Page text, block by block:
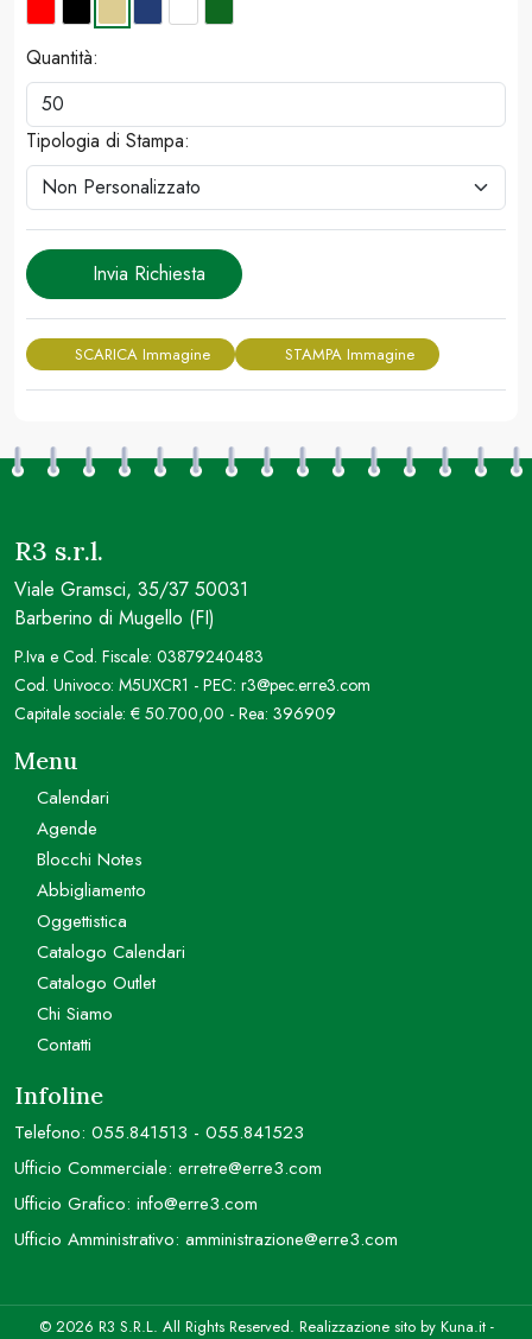
Quantità:
Tipologia di Stampa:
Invia Richiesta
SCARICA Immagine STAMPA Immagine
R3 s.r.l.
Viale Gramsci, 35/37 50031
Barberino di Mugello (FI)
P.Iva e Cod. Fiscale: 03879240483
Cod. Univoco: M5UXCR1 - PEC: r3@pec.erre3.com
Capitale sociale: € 50.700,00 - Rea: 396909
Menu
Calendari
Agende
Blocchi Notes
Abbigliamento
Oggettistica
Catalogo Calendari
Catalogo Outlet
Chi Siamo
Contatti
Infoline
Telefono: 055.841513 - 055.841523
Ufficio Commerciale: erretre@erre3.com
Ufficio Grafico: info@erre3.com
Ufficio Amministrativo: amministrazione@erre3.com
© 2026 R3 S.R.L. All Rights Reserved. Realizzazione sito by Kuna.it-